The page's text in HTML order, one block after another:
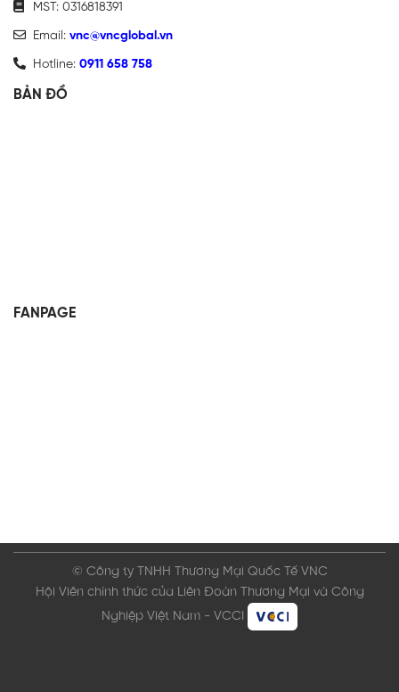
MST: 0316818391
Email: vnc@vncglobal.vn
Hotline: 0911 658 758
BẢN ĐỒ
FANPAGE
© Công ty TNHH Thương Mại Quốc Tế VNC
Hội Viên chính thức của Liên Đoàn Thương Mại và Công
Nghiệp Việt Nam - VCCI